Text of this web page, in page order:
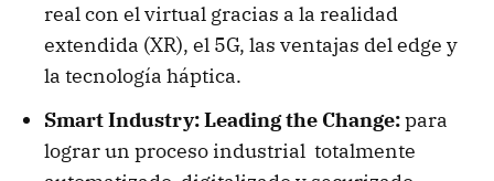
real con el virtual gracias a la realidad
extendida (XR), el 5G, las ventajas del edge y
la tecnología háptica.
Smart Industry: Leading the Change:para
lograr un proceso industrial totalmente